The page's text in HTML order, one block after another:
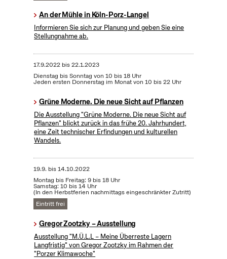
An der Mühle in Köln-Porz-Langel
Informieren Sie sich zur Planung und geben Sie eine
Stellungnahme ab.
17.9.2022bis22.1.2023
Dienstag bis Sonntag von 10 bis 18 Uhr
Jeden ersten Donnerstag im Monat von 10 bis 22 Uhr
Grüne Moderne. Die neue Sicht auf Pflanzen
Die Ausstellung "Grüne Moderne. Die neue Sicht auf
Pflanzen" blickt zurück in das frühe 20. Jahrhundert,
eine Zeit technischer Erfindungen und kulturellen
Wandels.
19.9. bis14.10.2022
Montag bis Freitag: 9 bis 18 Uhr
Samstag: 10 bis 14 Uhr
(In den Herbstferien nachmittags eingeschränkter Zutritt)
Eintritt frei
Gregor Zootzky – Ausstellung
Ausstellung "M.Ü.L.L – Meine Überreste Lagern
Langfristig" von Gregor Zootzky im Rahmen der
"Porzer Klimawoche"